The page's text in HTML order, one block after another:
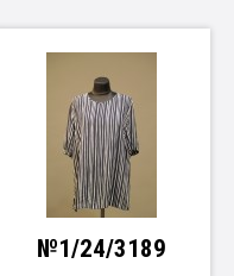
№1/24/3189